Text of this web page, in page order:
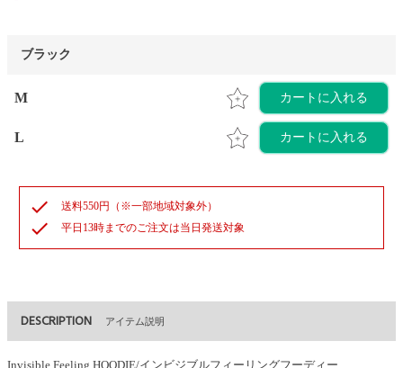
ブラック
M カートに入れる
L カートに入れる
check 送料550円（※一部地域対象外）
check 平日13時までのご注文は当日発送対象
DESCRIPTION アイテム説明
Invisible Feeling HOODIE/インビジブルフィーリングフーディー